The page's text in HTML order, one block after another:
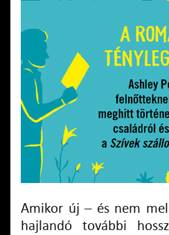
Amikor új – és nem
hajlandó további